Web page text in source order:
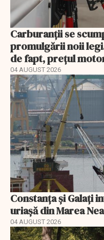
Carburanții se
promulgării noii
de fapt, prețul
04 AUGUST 2026
Constanța și Galați
uriașă din Marea
04 AUGUST 2026